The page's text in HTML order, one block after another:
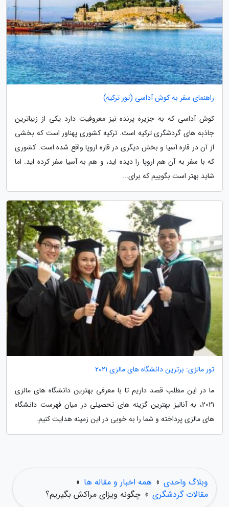
راهنمای سفر به کوش آداسی (تور ترکیه)
کوش آداسی که به جزیره پرنده نیز معروفیت دارد یکی از زیباترین
جاذبه های گردشگری ترکیه است. ترکیه کشوری پهناور است که بخشی
از آن در قاره آسیا و بخش دیگری در قاره اروپا واقع شده است. کشوری
که با سفر به آن هم اروپا را دیده اید، و هم به آسیا سفر کرده اید. اما
شاید بهتر است بگوییم که برای...
تور مالزی: برترین دانشگاه های مالزی 2021
ما در این مطلب قصد داریم تا با معرفی بهترین دانشگاه های مالزی
2021، به آنالیز بهترین گزینه های تحصیلی در میان فهرست دانشگاه
های مالزی پرداخته و شما را به خوبی در این زمینه هدایت کنیم.
وبلاگ واحدی » همه اخبار و مقاله ها »
مقالات گردشگری » چگونه ویزای مراکش بگیریم؟